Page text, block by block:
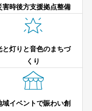
害時後方支援拠点整備

と灯りと音色のまちづ
くり

域イベントで賑わい創